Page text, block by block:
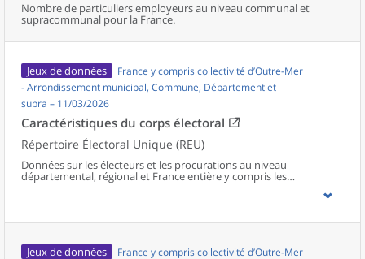
Nombre de particuliers employeurs au niveau communal et
supracommunal pour la France.
Jeux de données
France y compris collectivité d’Outre-Mer
- Arrondissement municipal, Commune, Département et
supra – 11/03/2026
Caractéristiques du corps électoral
Répertoire Électoral Unique (REU)
Données sur les électeurs et les procurations au niveau
départemental, régional et France entière y compris les
collectivités d'outre mer hors Nouvelle-Calédonie en fonction de
Jeux de données
France y compris collectivité d’Outre-Mer